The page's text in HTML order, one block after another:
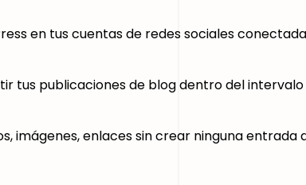
en tus cuentas de redes sociales
tus publicaciones de blog dentro del
enlaces sin crear ninguna entrada